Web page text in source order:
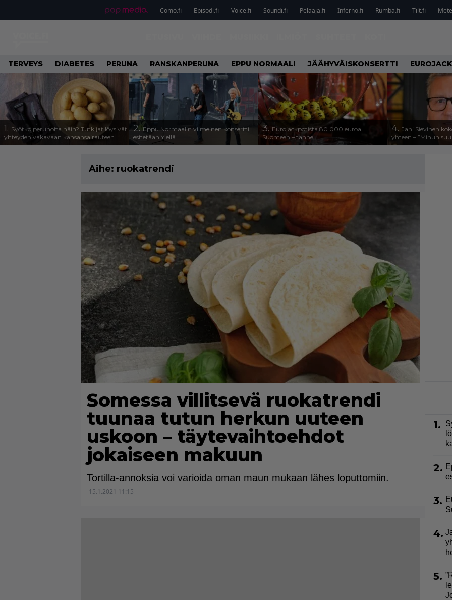
Como.fi Episodi.fi Voice.fi Soundi.fi Pelaaja.fi Inferno.fi Rumba.fi Tilt.fi
TERVEYS DIABETES PERUNA RANSKANPERUNA EPPU NORMAALI JÄÄHYVÄISKONSERTTI
1. Syötkö perunoita näin? Tutkijat löysivät
yhteyden vakavaan kansansairauteen
2. Eppu Normaalin viimeinen konsertti
esitetään Ylellä
3. Eurojackpotista 80 000 euroa
Suomeen – tänne
4. Jani Sievinen
yhteen – ”Minun
Aihe: ruokatrendi
Somessa villitsevä ruokatrendi
tuunaa tutun herkun uuteen
uskoon – täytevaihtoehdot
jokaiseen makuun
Tortilla-annoksia voi varioida oman maun mukaan lähes loputtomiin.
15.1.2021 11:15
1.
2.
3.
4.
5.